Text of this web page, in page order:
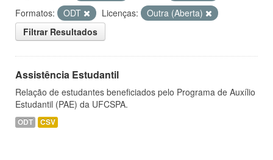
Formatos:
ODT Licenças:
Outra (Aberta)
Filtrar Resultados
Assistência Estudantil
Relação de estudantes beneficiados pelo Programa de Auxílio
Estudantil (PAE) da UFCSPA.
ODT CSV